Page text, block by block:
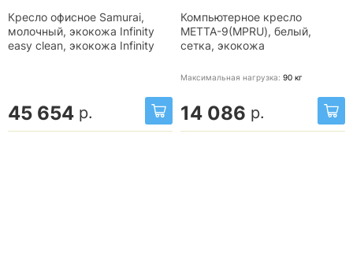
Кресло офисное Samurai,
молочный, экокожа Infinity
easy clean, экокожа Infinity
45 654 р.
Компьютерное кресло
МЕТТА-9(MPRU), белый,
сетка, экокожа
Максимальная нагрузка: 90 кг
14 086 р.